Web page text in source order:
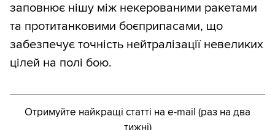
заповнює нішу між некерованими ракетами
та протитанковими боєприпасами, що
забезпечує точність нейтралізації невеликих
цілей на полі бою.
Отримуйте найкращі статті на e-mail (раз на два
тижні)